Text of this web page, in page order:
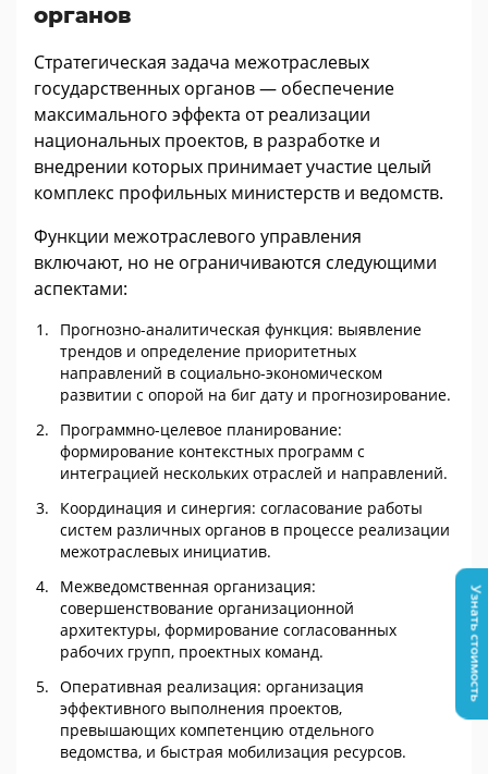
органов
Стратегическая задача межотраслевых
государственных органов — обеспечение
максимального эффекта от реализации
национальных проектов, в разработке и
внедрении которых принимает участие целый
комплекс профильных министерств и ведомств.
Функции межотраслевого управления
включают, но не ограничиваются следующими
аспектами:
Прогнозно-аналитическая функция: выявление
трендов и определение приоритетных
направлений в социально-экономическом
развитии с опорой на биг дату и прогнозирование.
Программно-целевое планирование:
формирование контекстных программ с
интеграцией нескольких отраслей и направлений.
Координация и синергия: согласование работы
систем различных органов в процессе реализации
межотраслевых инициатив.
Межведомственная организация:
совершенствование организационной
архитектуры, формирование согласованных
рабочих групп, проектных команд.
Оперативная реализация: организация
эффективного выполнения проектов,
превышающих компетенцию отдельного
ведомства, и быстрая мобилизация ресурсов.
Узнать стоимость